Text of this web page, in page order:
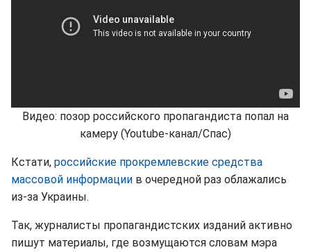
Видео: позор российского пропагандиста попал на
камеру (Youtube-канал/Спас)
Кстати, российские прокремлевские средства
массовой информации в очередной раз облажались
из-за Украины.
Так, журналисты пропагандистских изданий активно
пишут материалы, где возмущаются словам мэра